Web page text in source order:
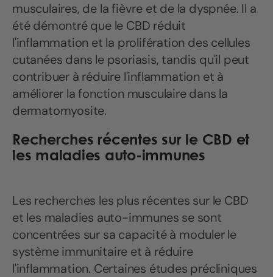
musculaires, de la fièvre et de la dyspnée. Il a
été démontré que le CBD réduit
l'inflammation et la prolifération des cellules
cutanées dans le psoriasis, tandis qu'il peut
contribuer à réduire l'inflammation et à
améliorer la fonction musculaire dans la
dermatomyosite.
Recherches récentes sur le CBD et
les maladies auto-immunes
Les recherches les plus récentes sur le CBD
et les maladies auto-immunes se sont
concentrées sur sa capacité à moduler le
système immunitaire et à réduire
l'inflammation. Certaines études précliniques